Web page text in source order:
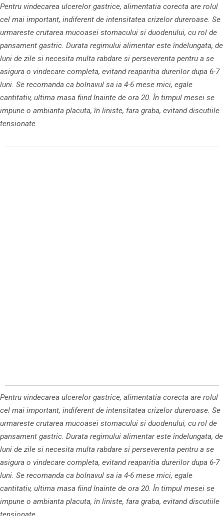
Pentru vindecarea ulcerelor gastrice, alimentatia corecta are rolul
cel mai important, indiferent de intensitatea crizelor dureroase. Se
urmareste crutarea mucoasei stomacului si duodenului, cu rol de
pansament gastric. Durata regimului alimentar este îndelungata, de
luni de zile si necesita multa rabdare si perseverenta pentru a se
asigura o vindecare completa, evitand reaparitia durerilor dupa 6-7
luni. Se recomanda ca bolnavul sa ia 4-6 mese mici, egale
cantitativ, ultima masa fiind înainte de ora 20. În timpul mesei se
impune o ambianta placuta, în liniste, fara graba, evitand discutiile
tensionate.
Pentru vindecarea ulcerelor gastrice, alimentatia corecta are rolul
cel mai important, indiferent de intensitatea crizelor dureroase. Se
urmareste crutarea mucoasei stomacului si duodenului, cu rol de
pansament gastric. Durata regimului alimentar este îndelungata, de
luni de zile si necesita multa rabdare si perseverenta pentru a se
asigura o vindecare completa, evitand reaparitia durerilor dupa 6-7
luni. Se recomanda ca bolnavul sa ia 4-6 mese mici, egale
cantitativ, ultima masa fiind înainte de ora 20. În timpul mesei se
impune o ambianta placuta, în liniste, fara graba, evitand discutiile